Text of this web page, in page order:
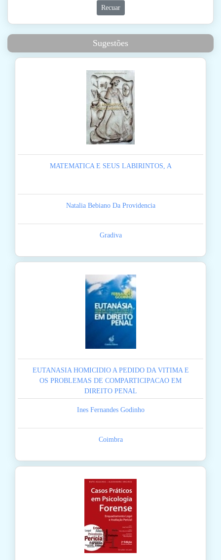
Recuar
Sugestões
MATEMATICA E SEUS LABIRINTOS, A
Natalia Bebiano Da Providencia
Gradiva
EUTANASIA HOMICIDIO A PEDIDO DA VITIMA E
OS PROBLEMAS DE COMPARTICIPACAO EM
DIREITO PENAL
Ines Fernandes Godinho
Coimbra